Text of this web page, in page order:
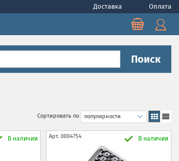
Доставка Оплата
Поиск
Сортировать по
В наличии Арт. 0004754 В наличии